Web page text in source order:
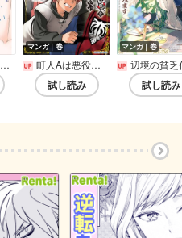
マンガ｜巻
町人Aは悪役令嬢をどうしても救いたい ～どぶと空と氷の姫君～
試し読み
マンガ｜巻
辺境の貧乏伯爵に嫁ぐことになったので領地改革に励みます ～the letter from Boule～【電子書店共
試し読み